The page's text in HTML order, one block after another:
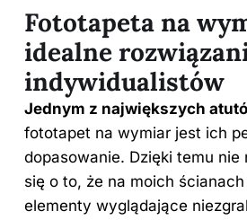
Fototapeta na
idealne
indywidualistów
Jednym z największych
fototapet na wymiar jest ich
dopasowanie. Dzięki temu nie
się o to, że na moich
elementy wyglądające